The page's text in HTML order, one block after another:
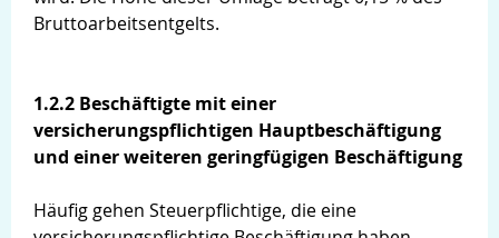
Bruttoarbeitsentgelts.
1.2.2 Beschäftigte mit einer
versicherungspflichtigen Hauptbeschäftigung
und einer weiteren geringfügigen Beschäftigung
Häufig gehen Steuerpflichtige, die eine